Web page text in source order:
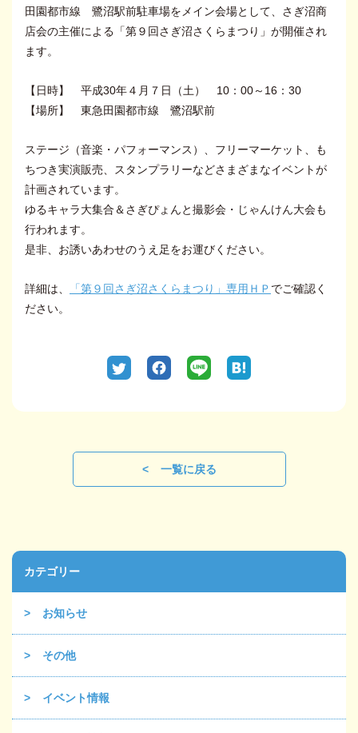
田園都市線 鷺沼駅前駐車場をメイン会場として、さぎ沼商
店会の主催による「第９回さぎ沼さくらまつり」が開催され
ます。
【日時】 平成30年４月７日（土） 10：00～16：30
【場所】 東急田園都市線 鷺沼駅前
ステージ（音楽・パフォーマンス）、フリーマーケット、も
ちつき実演販売、スタンプラリーなどさまざまなイベントが
計画されています。
ゆるキャラ大集合＆さぎぴょんと撮影会・じゃんけん大会も
行われます。
是非、お誘いあわせのうえ足をお運びください。
詳細は、 「第９回さぎ沼さくらまつり」専用ＨＰ でご確認く
ださい。
一覧に戻る
カテゴリー
お知らせ
その他
イベント情報